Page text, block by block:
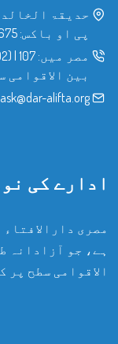
حدیقۃ
پی او باکس: 11675
مصر میں: 107
|
(02) 25970400
بین الاقوامی
ask@dar-alifta.org
ادارے کی
مصری
ہے، جو آزادانہ
الاقوامی سطح پر